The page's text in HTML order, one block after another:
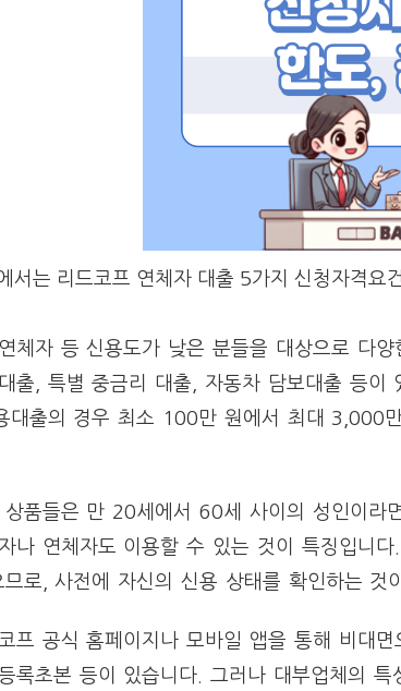
서는 리드코프 연체자 대출 5가지 신청자격
체자 등 신용도가 낮은 분들을 대상으로 다
출, 특별 중금리 대출, 자동차 담보대출 등이
대출의 경우 최소 100만 원에서 최대 3,000
품들은 만 20세에서 60세 사이의 성인이라
나 연체자도 이용할 수 있는 것이 특징입니
로, 사전에 자신의 신용 상태를 확인하는 것
프 공식 홈페이지나 모바일 앱을 통해 비대
록초본 등이 있습니다. 그러나 대부업체의